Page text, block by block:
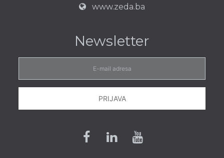
www.zeda.ba
Newsletter
adresa
PRIJAVA
Facebook
LinkedinYoutube